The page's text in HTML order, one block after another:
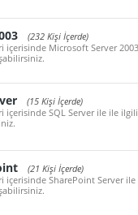
(232 Kişi İçerde)
içerisinde Microsoft Server
(15 Kişi İçerde)
içerisinde SQL Server ile ile
(21 Kişi İçerde)
içerisinde SharePoint Server ile